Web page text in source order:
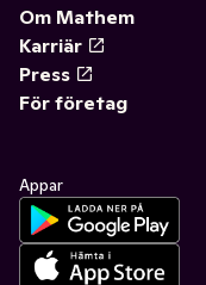
Om Mathem
Karriär
Press
För företag
Appar